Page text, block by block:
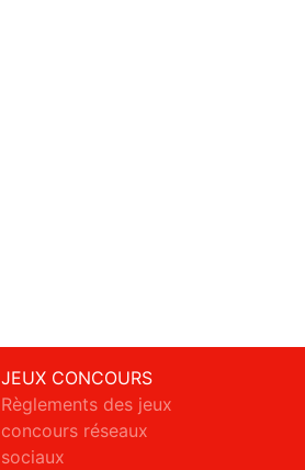
JEUX CONCOURS
Règlements des jeux
concours réseaux
sociaux